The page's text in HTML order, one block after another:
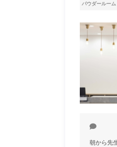
パウダールーム
朝から先